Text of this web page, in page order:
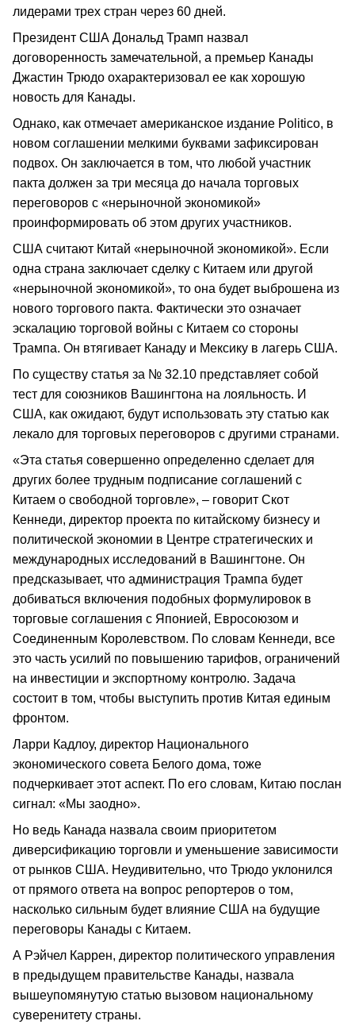
лидерами трех стран через 60 дней.
Президент США Дональд Трамп назвал
договоренность замечательной, а премьер Канады
Джастин Трюдо охарактеризовал ее как хорошую
новость для Канады.
Однако, как отмечает американское издание Pоlitico, в
новом соглашении мелкими буквами зафиксирован
подвох. Он заключается в том, что любой участник
пакта должен за три месяца до начала торговых
переговоров с «нерыночной экономикой»
проинформировать об этом других участников.
США считают Китай «нерыночной экономикой». Если
одна страна заключает сделку с Китаем или другой
«нерыночной экономикой», то она будет выброшена из
нового торгового пакта. Фактически это означает
эскалацию торговой войны с Китаем со стороны
Трампа. Он втягивает Канаду и Мексику в лагерь США.
По существу статья за № 32.10 представляет собой
тест для союзников Вашингтона на лояльность. И
США, как ожидают, будут использовать эту статью как
лекало для торговых переговоров с другими странами.
«Эта статья совершенно определенно сделает для
других более трудным подписание соглашений с
Китаем о свободной торговле», – говорит Скот
Кеннеди, директор проекта по китайскому бизнесу и
политической экономии в Центре стратегических и
международных исследований в Вашингтоне. Он
предсказывает, что администрация Трампа будет
добиваться включения подобных формулировок в
торговые соглашения с Японией, Евросоюзом и
Соединенным Королевством. По словам Кеннеди, все
это часть усилий по повышению тарифов, ограничений
на инвестиции и экспортному контролю. Задача
состоит в том, чтобы выступить против Китая единым
фронтом.
Ларри Кадлоу, директор Национального
экономического совета Белого дома, тоже
подчеркивает этот аспект. По его словам, Китаю послан
сигнал: «Мы заодно».
Но ведь Канада назвала своим приоритетом
диверсификацию торговли и уменьшение зависимости
от рынков США. Неудивительно, что Трюдо уклонился
от прямого ответа на вопрос репортеров о том,
насколько сильным будет влияние США на будущие
переговоры Канады с Китаем.
А Рэйчел Каррен, директор политического управления
в предыдущем правительстве Канады, назвала
вышеупомянутую статью вызовом национальному
суверенитету страны.